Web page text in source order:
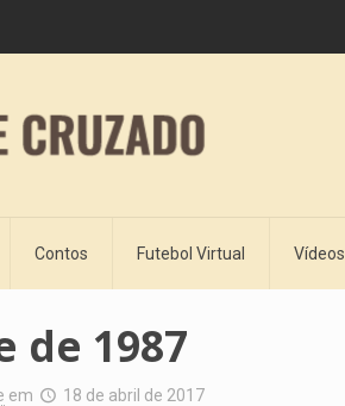
Contos Futebol Virtual Vídeos
de 1987
em 18 de abril de 2017